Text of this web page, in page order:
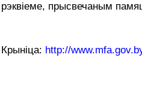
рэквіеме, прысвечаным
Крыніца: http://